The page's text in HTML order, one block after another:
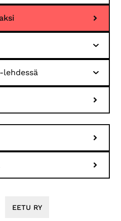
lehdessä
EETU RY